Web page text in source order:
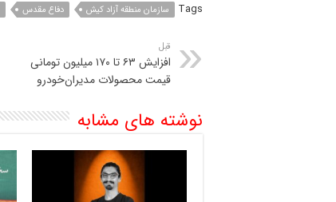
Tags سازمان منطقه آزاد کیش دفاع مقدس
قبل
افزایش ۶۳ تا ۱۷۰ میلیون تومانی
قیمت محصولات مدیران‌خودرو
نوشته های مشابه